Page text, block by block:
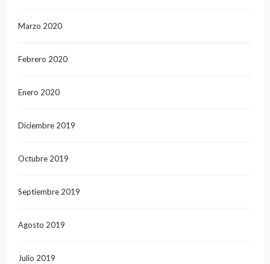
Marzo 2020
Febrero 2020
Enero 2020
Diciembre 2019
Octubre 2019
Septiembre 2019
Agosto 2019
Julio 2019